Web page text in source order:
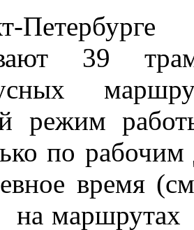
39
режим
по
время
на маршрутах